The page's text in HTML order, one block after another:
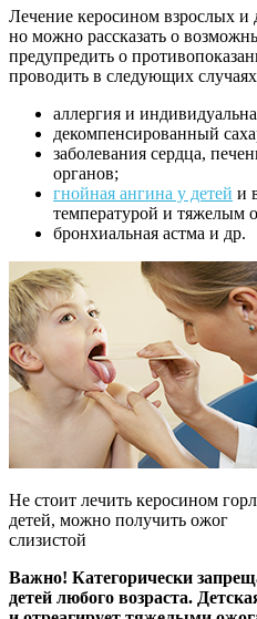
Лечение керосином взрослых и
но можно рассказать о
предупредить о
проводить в следующих
аллергия и
декомпенсированный
заболевания сердца,
органов;
гнойная ангина у детей и
температурой и тяжелым
бронхиальная астма и др.
Не стоит лечить керосином
детей, можно получить ожог
слизистой
Важно! Категорически
детей любого возраста.